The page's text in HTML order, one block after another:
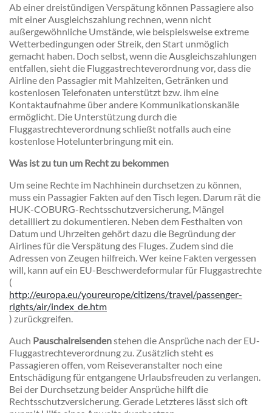
Ab einer dreistündigen Verspätung können Passagiere also
mit einer Ausgleichszahlung rechnen, wenn nicht
außergewöhnliche Umstände, wie beispielsweise extreme
Wetterbedingungen oder Streik, den Start unmöglich
gemacht haben. Doch selbst, wenn die Ausgleichszahlungen
entfallen, sieht die Fluggastrechteverordnung vor, dass die
Airline den Passagier mit Mahlzeiten, Getränken und
kostenlosen Telefonaten unterstützt bzw. ihm eine
Kontaktaufnahme über andere Kommunikationskanäle
ermöglicht. Die Unterstützung durch die
Fluggastrechteverordnung schließt notfalls auch eine
kostenlose Hotelunterbringung mit ein.
Was ist zu tun um Recht zu bekommen
Um seine Rechte im Nachhinein durchsetzen zu können,
muss ein Passagier Fakten auf den Tisch legen. Darum rät die
HUK-COBURG-Rechtsschutzversicherung, Mängel
detailliert zu dokumentieren. Neben dem Festhalten von
Datum und Uhrzeiten gehört dazu die Begründung der
Airlines für die Verspätung des Fluges. Zudem sind die
Adressen von Zeugen hilfreich. Wer keine Fakten vergessen
will, kann auf ein EU-Beschwerdeformular für Fluggastrechte
(
http://europa.eu/youreurope/citizens/travel/passenger-
rights/air/index_de.htm
) zurückgreifen.
Auch Pauschalreisendenstehen die Ansprüche nach der EU-
Fluggastrechteverordnung zu. Zusätzlich steht es
Passagieren offen, vom Reiseveranstalter noch eine
Entschädigung für entgangene Urlaubsfreuden zu verlangen.
Bei der Durchsetzung beider Ansprüche hilft die
Rechtsschutzversicherung. Gerade Letzteres lässt sich oft